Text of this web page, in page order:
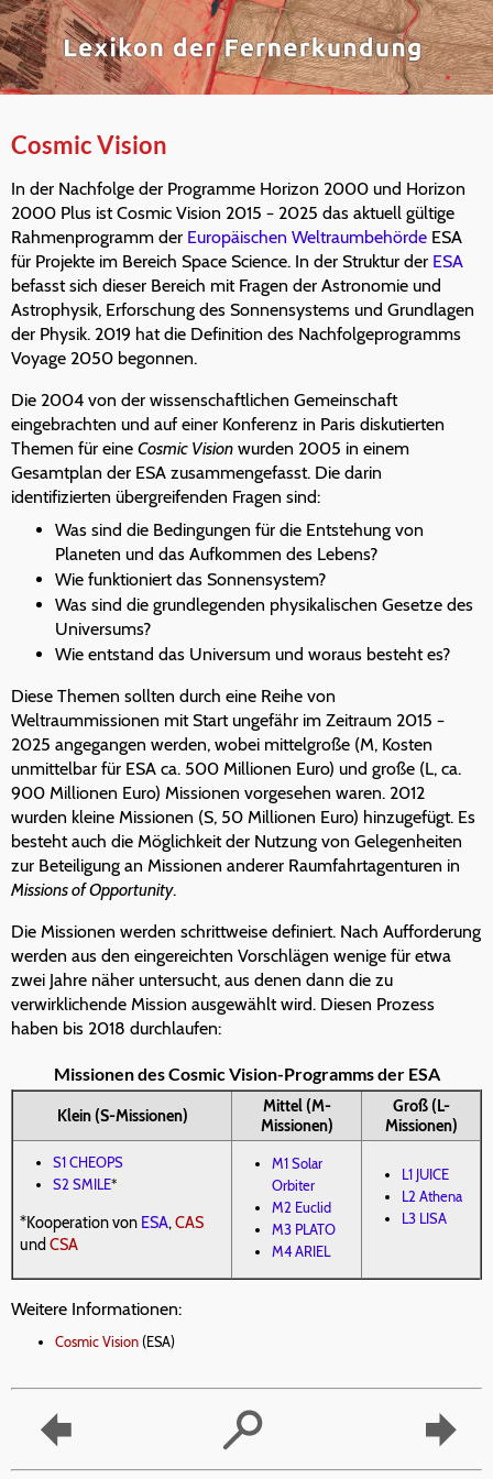
Cosmic Vision
In der Nachfolge der Programme Horizon 2000 und Horizon
2000 Plus ist Cosmic Vision 2015 − 2025 das aktuell gültige
Rahmenprogramm der Europäischen Weltraumbehörde ESA
für Projekte im Bereich Space Science. In der Struktur der ESA
befasst sich dieser Bereich mit Fragen der Astronomie und
Astrophysik, Erforschung des Sonnensystems und Grundlagen
der Physik. 2019 hat die Definition des Nachfolgeprogramms
Voyage 2050 begonnen.
Die 2004 von der wissenschaftlichen Gemeinschaft
eingebrachten und auf einer Konferenz in Paris diskutierten
Themen für eine Cosmic Vision wurden 2005 in einem
Gesamtplan der ESA zusammengefasst. Die darin
identifizierten übergreifenden Fragen sind:
Was sind die Bedingungen für die Entstehung von
Planeten und das Aufkommen des Lebens?
Wie funktioniert das Sonnensystem?
Was sind die grundlegenden physikalischen Gesetze des
Universums?
Wie entstand das Universum und woraus besteht es?
Diese Themen sollten durch eine Reihe von
Weltraummissionen mit Start ungefähr im Zeitraum 2015 −
2025 angegangen werden, wobei mittelgroße (M, Kosten
unmittelbar für ESA ca. 500 Millionen Euro) und große (L, ca.
900 Millionen Euro) Missionen vorgesehen waren. 2012
wurden kleine Missionen (S, 50 Millionen Euro) hinzugefügt. Es
besteht auch die Möglichkeit der Nutzung von Gelegenheiten
zur Beteiligung an Missionen anderer Raumfahrtagenturen in
Missions of Opportunity.
Die Missionen werden schrittweise definiert. Nach Aufforderung
werden aus den eingereichten Vorschlägen wenige für etwa
zwei Jahre näher untersucht, aus denen dann die zu
verwirklichende Mission ausgewählt wird. Diesen Prozess
haben bis 2018 durchlaufen:
Missionen des Cosmic Vision-Programms der ESA
Klein (S-Missionen)
Mittel (M-
Missionen)
Groß (L-
Missionen)
S1 CHEOPS
S2 SMILE*
*Kooperation von ESA,CAS
und CSA
M1 Solar
Orbiter
M2 Euclid
M3 PLATO
M4 ARIEL
L1 JUICE
L2 Athena
L3 LISA
Weitere Informationen:
Cosmic Vision (ESA)